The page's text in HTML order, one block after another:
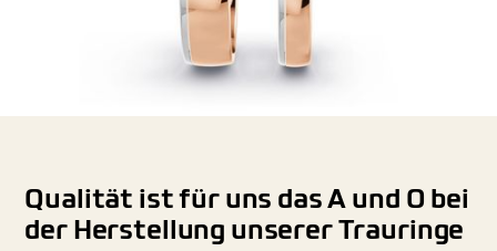
Qualität ist für uns das A und O bei
der Herstellung unserer Trauringe